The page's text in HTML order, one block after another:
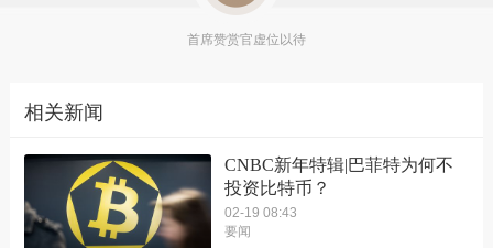
首席赞赏官虚位以待
相关新闻
CNBC新年特辑|巴菲特为何不
投资比特币？
02-19 08:43
要闻